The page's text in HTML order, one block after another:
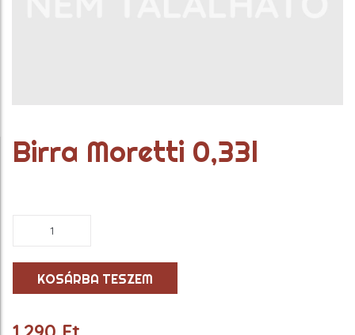
Birra Moretti 0,33l
mennyiség
KOSÁRBA TESZEM